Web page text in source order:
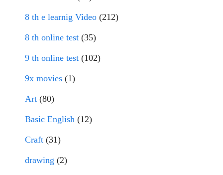
8 th e learnig Video (212)
8 th online test (35)
9 th online test (102)
9x movies (1)
Art (80)
Basic English (12)
Craft (31)
drawing (2)